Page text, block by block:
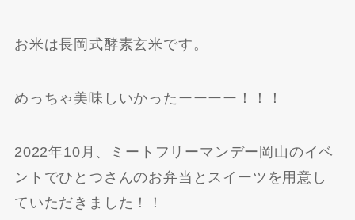
お米は長岡式酵素玄米です。
めっちゃ美味しいかったーーーー！！！
2022年10月、ミートフリーマンデー岡山のイベ
ントでひとつさんのお弁当とスイーツを用意し
ていただきました！！